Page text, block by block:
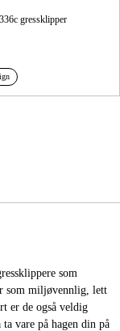
gressklipper
som
som miljøvennlig, lett
er de også veldig
vare på hagen din på